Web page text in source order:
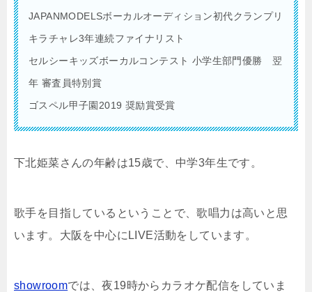
JAPANMODELSボーカルオーディション初代クランプリ
キラチャレ3年連続ファイナリスト
セルシーキッズボーカルコンテスト 小学生部門優勝 翌
年 審査員特別賞
ゴスペル甲子園2019 奨励賞受賞
下北姫菜さんの年齢は15歳で、中学3年生です。
歌手を目指しているということで、歌唱力は高いと思
います。大阪を中心にLIVE活動をしています。
showroomでは、夜19時からカラオケ配信をしていま